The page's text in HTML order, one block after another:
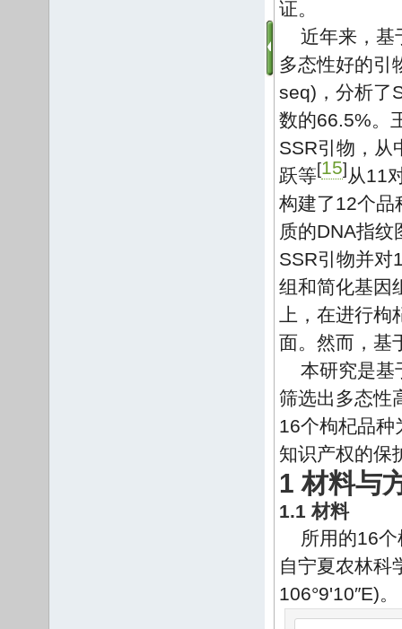
证。
近年来，基
多态性好的引
seq)，分析了
数的66.5%。
SSR引物，从
跃等[15] 从11
构建了12个品
质的DNA指
SSR引物并对
组和简化基因
上，在进行
面。然而，基
本研究是基
筛选出多态性
16个枸杞品种
知识产权的保
1 材料与
1.1 材料
所用的16
自宁夏农林科
106°9'10″E)。